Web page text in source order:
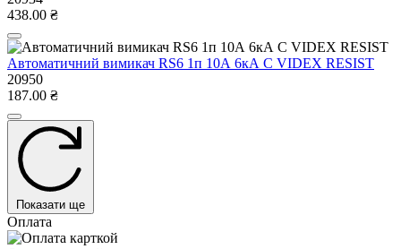
438.00 ₴
Автоматичний вимикач RS6 1п 10А 6кА С VIDEX RESIST
20950
187.00 ₴
Показати ще
Оплата